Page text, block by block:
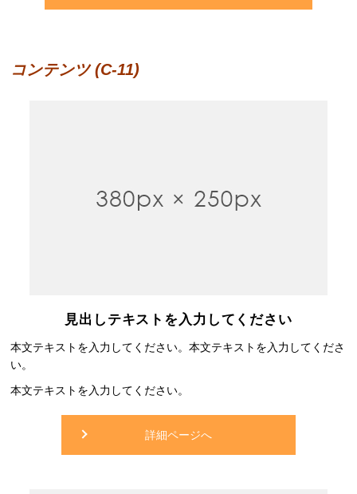
コンテンツ (C-11)
見出しテキストを入力してください
本文テキストを入力してください。本文テキストを入力してくださ
い。
本文テキストを入力してください。
詳細ページへ